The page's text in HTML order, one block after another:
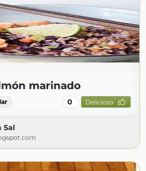
marinado
0 Delicioso
Sal